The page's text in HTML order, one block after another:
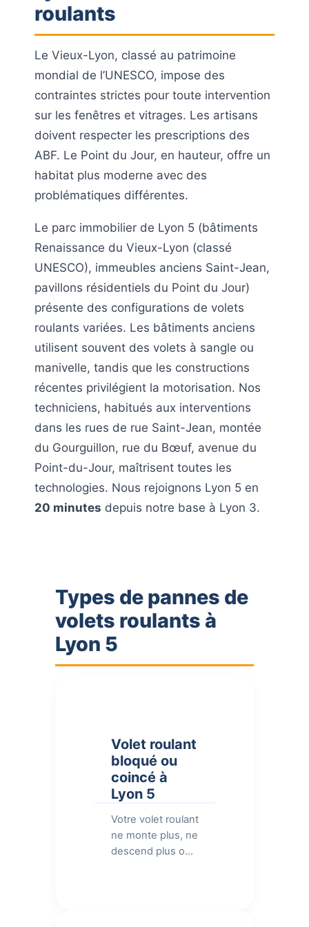
roulants
Le Vieux-Lyon, classé au patrimoine
mondial de l’UNESCO, impose des
contraintes strictes pour toute intervention
sur les fenêtres et vitrages. Les artisans
doivent respecter les prescriptions des
ABF. Le Point du Jour, en hauteur, offre un
habitat plus moderne avec des
problématiques différentes.
Le parc immobilier de Lyon 5 (bâtiments
Renaissance du Vieux-Lyon (classé
UNESCO), immeubles anciens Saint-Jean,
pavillons résidentiels du Point du Jour)
présente des configurations de volets
roulants variées. Les bâtiments anciens
utilisent souvent des volets à sangle ou
manivelle, tandis que les constructions
récentes privilégient la motorisation. Nos
techniciens, habitués aux interventions
dans les rues de rue Saint-Jean, montée
du Gourguillon, rue du Bœuf, avenue du
Point-du-Jour, maîtrisent toutes les
technologies. Nous rejoignons Lyon 5 en
20 minutes depuis notre base à Lyon 3.
Types de pannes de
volets roulants à
Lyon 5
Volet roulant
bloqué ou
coincé à
Lyon 5
Votre volet roulant
ne monte plus, ne
descend plus ou